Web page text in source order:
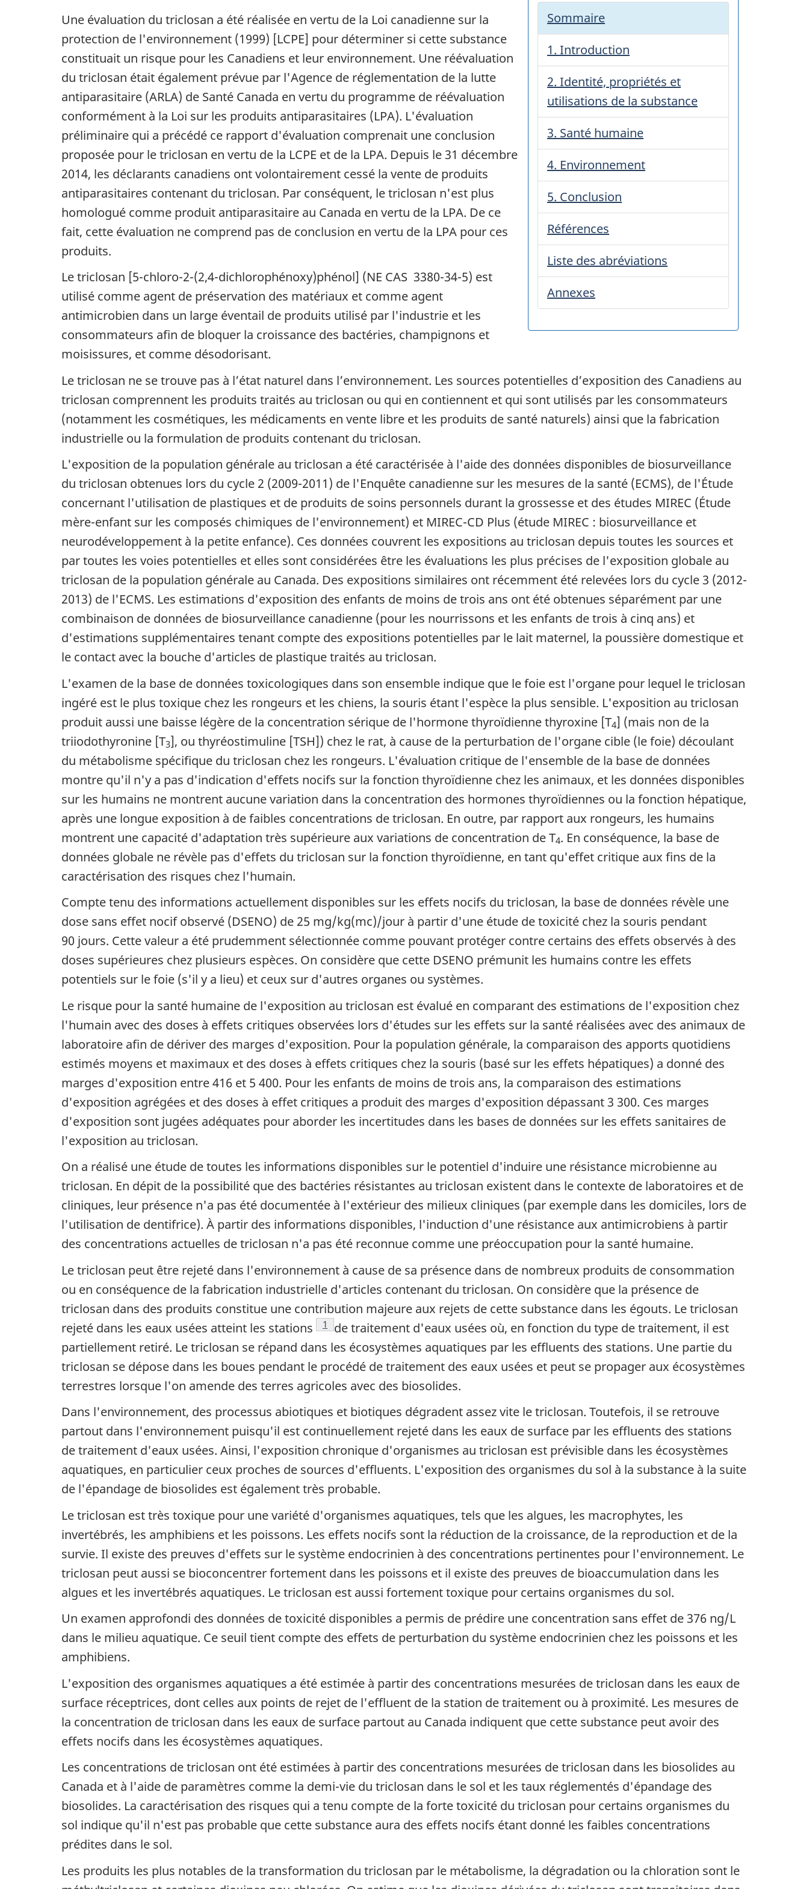
Sommaire
1. Introduction
2. Identité, propriétés et
utilisations de la substance
3. Santé humaine
4. Environnement
5. Conclusion
Références
Liste des abréviations
Annexes
Une évaluation du triclosan a été réalisée en vertu de la Loi canadienne sur la
protection de l'environnement (1999) [LCPE] pour déterminer si cette substance
constituait un risque pour les Canadiens et leur environnement. Une réévaluation
du triclosan était également prévue par l'Agence de réglementation de la lutte
antiparasitaire (ARLA) de Santé Canada en vertu du programme de réévaluation
conformément à la Loi sur les produits antiparasitaires (LPA). L'évaluation
préliminaire qui a précédé ce rapport d'évaluation comprenait une conclusion
proposée pour le triclosan en vertu de la LCPE et de la LPA. Depuis le 31 décembre
2014, les déclarants canadiens ont volontairement cessé la vente de produits
antiparasitaires contenant du triclosan. Par conséquent, le triclosan n'est plus
homologué comme produit antiparasitaire au Canada en vertu de la LPA. De ce
fait, cette évaluation ne comprend pas de conclusion en vertu de la LPA pour ces
produits.
Le triclosan [5-chloro-2-(2,4-dichlorophénoxy)phénol] (NE CAS 3380-34-5) est
utilisé comme agent de préservation des matériaux et comme agent
antimicrobien dans un large éventail de produits utilisé par l'industrie et les
consommateurs afin de bloquer la croissance des bactéries, champignons et
moisissures, et comme désodorisant.
Le triclosan ne se trouve pas à l’état naturel dans l’environnement. Les sources potentielles d’exposition des Canadiens au
triclosan comprennent les produits traités au triclosan ou qui en contiennent et qui sont utilisés par les consommateurs
(notamment les cosmétiques, les médicaments en vente libre et les produits de santé naturels) ainsi que la fabrication
industrielle ou la formulation de produits contenant du triclosan.
L'exposition de la population générale au triclosan a été caractérisée à l'aide des données disponibles de biosurveillance
du triclosan obtenues lors du cycle 2 (2009-2011) de l'Enquête canadienne sur les mesures de la santé (ECMS), de l'Étude
concernant l'utilisation de plastiques et de produits de soins personnels durant la grossesse et des études MIREC (Étude
mère-enfant sur les composés chimiques de l'environnement) et MIREC-CD Plus (étude MIREC : biosurveillance et
neurodéveloppement à la petite enfance). Ces données couvrent les expositions au triclosan depuis toutes les sources et
par toutes les voies potentielles et elles sont considérées être les évaluations les plus précises de l'exposition globale au
triclosan de la population générale au Canada. Des expositions similaires ont récemment été relevées lors du cycle 3 (2012-
2013) de l'ECMS. Les estimations d'exposition des enfants de moins de trois ans ont été obtenues séparément par une
combinaison de données de biosurveillance canadienne (pour les nourrissons et les enfants de trois à cinq ans) et
d'estimations supplémentaires tenant compte des expositions potentielles par le lait maternel, la poussière domestique et
le contact avec la bouche d'articles de plastique traités au triclosan.
L'examen de la base de données toxicologiques dans son ensemble indique que le foie est l'organe pour lequel le triclosan
ingéré est le plus toxique chez les rongeurs et les chiens, la souris étant l'espèce la plus sensible. L'exposition au triclosan
produit aussi une baisse légère de la concentration sérique de l'hormone thyroïdienne thyroxine [T4] (mais non de la
triiodothyronine [T3], ou thyréostimuline [TSH]) chez le rat, à cause de la perturbation de l'organe cible (le foie) découlant
du métabolisme spécifique du triclosan chez les rongeurs. L'évaluation critique de l'ensemble de la base de données
montre qu'il n'y a pas d'indication d'effets nocifs sur la fonction thyroïdienne chez les animaux, et les données disponibles
sur les humains ne montrent aucune variation dans la concentration des hormones thyroïdiennes ou la fonction hépatique,
après une longue exposition à de faibles concentrations de triclosan. En outre, par rapport aux rongeurs, les humains
montrent une capacité d'adaptation très supérieure aux variations de concentration de T4. En conséquence, la base de
données globale ne révèle pas d'effets du triclosan sur la fonction thyroïdienne, en tant qu'effet critique aux fins de la
caractérisation des risques chez l'humain.
Compte tenu des informations actuellement disponibles sur les effets nocifs du triclosan, la base de données révèle une
dose sans effet nocif observé (DSENO) de 25 mg/kg(mc)/jour à partir d'une étude de toxicité chez la souris pendant
90 jours. Cette valeur a été prudemment sélectionnée comme pouvant protéger contre certains des effets observés à des
doses supérieures chez plusieurs espèces. On considère que cette DSENO prémunit les humains contre les effets
potentiels sur le foie (s'il y a lieu) et ceux sur d'autres organes ou systèmes.
Le risque pour la santé humaine de l'exposition au triclosan est évalué en comparant des estimations de l'exposition chez
l'humain avec des doses à effets critiques observées lors d'études sur les effets sur la santé réalisées avec des animaux de
laboratoire afin de dériver des marges d'exposition. Pour la population générale, la comparaison des apports quotidiens
estimés moyens et maximaux et des doses à effets critiques chez la souris (basé sur les effets hépatiques) a donné des
marges d'exposition entre 416 et 5 400. Pour les enfants de moins de trois ans, la comparaison des estimations
d'exposition agrégées et des doses à effet critiques a produit des marges d'exposition dépassant 3 300. Ces marges
d'exposition sont jugées adéquates pour aborder les incertitudes dans les bases de données sur les effets sanitaires de
l'exposition au triclosan.
On a réalisé une étude de toutes les informations disponibles sur le potentiel d'induire une résistance microbienne au
triclosan. En dépit de la possibilité que des bactéries résistantes au triclosan existent dans le contexte de laboratoires et de
cliniques, leur présence n'a pas été documentée à l'extérieur des milieux cliniques (par exemple dans les domiciles, lors de
l'utilisation de dentifrice). À partir des informations disponibles, l'induction d'une résistance aux antimicrobiens à partir
des concentrations actuelles de triclosan n'a pas été reconnue comme une préoccupation pour la santé humaine.
Le triclosan peut être rejeté dans l'environnement à cause de sa présence dans de nombreux produits de consommation
ou en conséquence de la fabrication industrielle d'articles contenant du triclosan. On considère que la présence de
triclosan dans des produits constitue une contribution majeure aux rejets de cette substance dans les égouts. Le triclosan
rejeté dans les eaux usées atteint les stations
Note de bas de page
1
de traitement d'eaux usées où, en fonction du type de traitement, il est
partiellement retiré. Le triclosan se répand dans les écosystèmes aquatiques par les effluents des stations. Une partie du
triclosan se dépose dans les boues pendant le procédé de traitement des eaux usées et peut se propager aux écosystèmes
terrestres lorsque l'on amende des terres agricoles avec des biosolides.
Dans l'environnement, des processus abiotiques et biotiques dégradent assez vite le triclosan. Toutefois, il se retrouve
partout dans l'environnement puisqu'il est continuellement rejeté dans les eaux de surface par les effluents des stations
de traitement d'eaux usées. Ainsi, l'exposition chronique d'organismes au triclosan est prévisible dans les écosystèmes
aquatiques, en particulier ceux proches de sources d'effluents. L'exposition des organismes du sol à la substance à la suite
de l'épandage de biosolides est également très probable.
Le triclosan est très toxique pour une variété d'organismes aquatiques, tels que les algues, les macrophytes, les
invertébrés, les amphibiens et les poissons. Les effets nocifs sont la réduction de la croissance, de la reproduction et de la
survie. Il existe des preuves d'effets sur le système endocrinien à des concentrations pertinentes pour l'environnement. Le
triclosan peut aussi se bioconcentrer fortement dans les poissons et il existe des preuves de bioaccumulation dans les
algues et les invertébrés aquatiques. Le triclosan est aussi fortement toxique pour certains organismes du sol.
Un examen approfondi des données de toxicité disponibles a permis de prédire une concentration sans effet de 376 ng/L
dans le milieu aquatique. Ce seuil tient compte des effets de perturbation du système endocrinien chez les poissons et les
amphibiens.
L'exposition des organismes aquatiques a été estimée à partir des concentrations mesurées de triclosan dans les eaux de
surface réceptrices, dont celles aux points de rejet de l'effluent de la station de traitement ou à proximité. Les mesures de
la concentration de triclosan dans les eaux de surface partout au Canada indiquent que cette substance peut avoir des
effets nocifs dans les écosystèmes aquatiques.
Les concentrations de triclosan ont été estimées à partir des concentrations mesurées de triclosan dans les biosolides au
Canada et à l'aide de paramètres comme la demi-vie du triclosan dans le sol et les taux réglementés d'épandage des
biosolides. La caractérisation des risques qui a tenu compte de la forte toxicité du triclosan pour certains organismes du
sol indique qu'il n'est pas probable que cette substance aura des effets nocifs étant donné les faibles concentrations
prédites dans le sol.
Les produits les plus notables de la transformation du triclosan par le métabolisme, la dégradation ou la chloration sont le